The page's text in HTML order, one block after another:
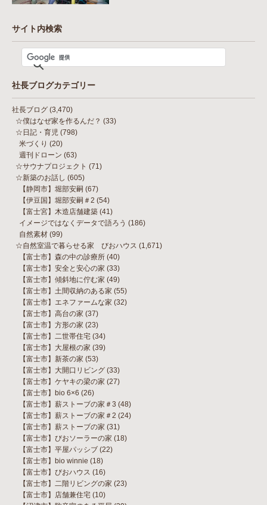
サイト内検索
社長ブログカテゴリー
社長ブログ (3,470)
☆僕はなぜ家を作るんだ？ (33)
☆日記・育児 (798)
米づくり (20)
週刊ドローン (63)
☆サウナプロジェクト (71)
☆新築のお話し (605)
【静岡市】堀部安嗣 (67)
【伊豆国】堀部安嗣＃2 (54)
【富士宮】木造店舗建築 (41)
イメージではなくデータで語ろう (186)
自然素材 (99)
☆自然室温で暮らせる家 びおハウス (1,671)
【富士市】森の中の診療所 (40)
【富士市】安全と安心の家 (33)
【富士市】傾斜地に佇む家 (49)
【富士市】土間収納のある家 (55)
【富士市】エネファームな家 (32)
【富士市】高台の家 (37)
【富士市】方形の家 (23)
【富士市】二世帯住宅 (34)
【富士市】大屋根の家 (39)
【富士市】新茶の家 (53)
【富士市】大開口リビング (33)
【富士市】ケヤキの梁の家 (27)
【富士市】bio 6×6 (26)
【富士市】薪ストーブの家＃3 (48)
【富士市】薪ストーブの家＃2 (24)
【富士市】薪ストーブの家 (31)
【富士市】びおソーラーの家 (18)
【富士市】平屋パッシブ (22)
【富士市】bio winnie (18)
【富士市】びおハウス (16)
【富士市】二階リビングの家 (23)
【富士市】店舗兼住宅 (10)